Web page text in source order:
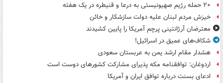
۲۰ حمله رژیم صهیونیستی به درعا و قنیطره در یک هفته
خیزش مردم لبنان علیه دولت سازشکار و خائن
معترضان آرژانتینی پرچم آمریکا را پایین کشیدند
شکاف‌های عمیق در اسرائیل!
هشدار مقام ارشد یمن به عربستان سعودی
اردوغان: توافقنامه مکه پذیرای مشارکت کشورهای دوست است
ادعای بسنت درباره توافق ایران و آمریکا